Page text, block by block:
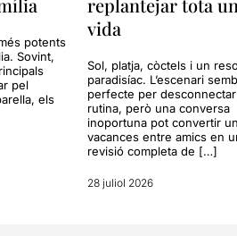
potents
Sovint,
pel
els
replantejar tota
vida
Sol, platja, còctels i un
paradisíac. L’escenari
perfecte per
rutina, però una conversa
inoportuna pot convertir
vacances entre amics en
revisió completa de […]
28 juliol 2026